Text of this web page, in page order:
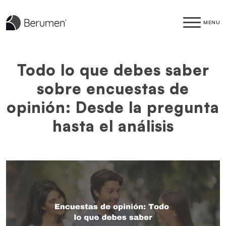
MENU
Todo lo que debes saber
sobre encuestas de
opinión: Desde la pregunta
hasta el análisis